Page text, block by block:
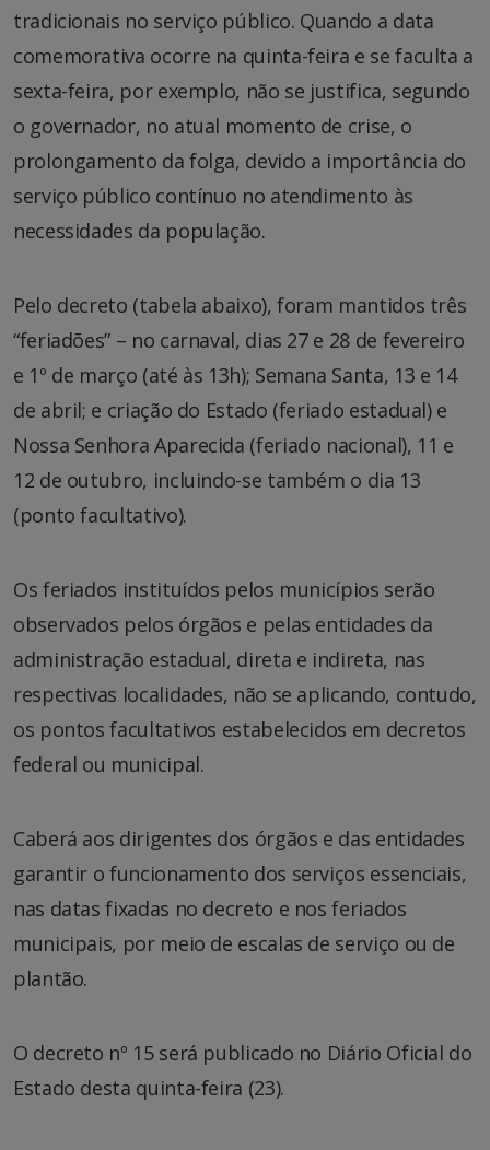
tradicionais no serviço público. Quando a data
comemorativa ocorre na quinta-feira e se faculta a
sexta-feira, por exemplo, não se justifica, segundo
o governador, no atual momento de crise, o
prolongamento da folga, devido a importância do
serviço público contínuo no atendimento às
necessidades da população.
Pelo decreto (tabela abaixo), foram mantidos três
“feriadões” – no carnaval, dias 27 e 28 de fevereiro
e 1º de março (até às 13h); Semana Santa, 13 e 14
de abril; e criação do Estado (feriado estadual) e
Nossa Senhora Aparecida (feriado nacional), 11 e
12 de outubro, incluindo-se também o dia 13
(ponto facultativo).
Os feriados instituídos pelos municípios serão
observados pelos órgãos e pelas entidades da
administração estadual, direta e indireta, nas
respectivas localidades, não se aplicando, contudo,
os pontos facultativos estabelecidos em decretos
federal ou municipal.
Caberá aos dirigentes dos órgãos e das entidades
garantir o funcionamento dos serviços essenciais,
nas datas fixadas no decreto e nos feriados
municipais, por meio de escalas de serviço ou de
plantão.
O decreto nº 15 será publicado no Diário Oficial do
Estado desta quinta-feira (23).